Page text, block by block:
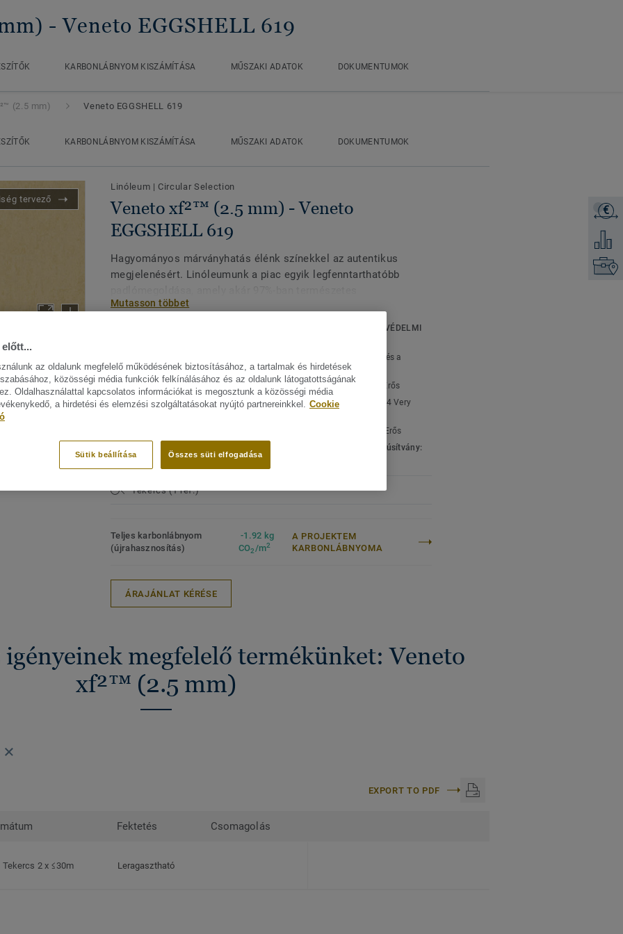
- Veneto EGGSHELL 619
KARBONLÁBNYOM KISZÁMÍTÁSA MŰSZAKI ADATOK
DOKUMENTUMOK
€
(2.5 mm) Veneto EGGSHELL 619
KARBONLÁBNYOM KISZÁMÍTÁSA MŰSZAKI ADATOK
DOKUMENTUMOK
tervező
megtekitése. (41)
Linóleum | Circular Selection
Veneto xf²™ (2.5 mm) - Veneto
EGGSHELL 619
Hagyományos márványhatás élénk színekkel az autentikus
megjelenésért. Linóleumunk a piac egyik legfenntarthatóbb
alapanyagokból készül. Egyedi xf² felületvédelemmel kezelve a
Ez a kollekció a Circular Selection kínálatunk része.
Mutasson többet
MŰSZAKI ÉS KÖRNYEZETVÉDELMI
Mintázatlan és a
mintázott linóleum
Lakossági besorolás:
23 Erős
Kereskedelmi besorolás:
34 Very
43 Erős
Minőségi & környezeti tanúsítvány:
Tekercs (1 ref.)
Teljes karbonlábnyom
(újrahasznosítás)
-1.92 kg
CO2/m2
A PROJEKTEM
KARBONLÁBNYOMA
ÁRAJÁNLAT KÉRÉSE
igényeinek megfelelő termékünket: Veneto
xf²™ (2.5 mm)
EXPORT TO PDF
Fektetés Csomagolás
Tekercs 2 x ≤30m Leragasztható
előtt...
az oldalunk megfelelő működésének biztosításához, a tartalmak és hirdetések
közösségi média funkciók felkínálásához és az oldalunk látogatottságának
Oldalhasználattal kapcsolatos információkat is megosztunk a közösségi média
a hirdetési és elemzési szolgáltatásokat nyújtó partnereinkkel. Cookie
Összes süti elfogadása
Sütik beállítása